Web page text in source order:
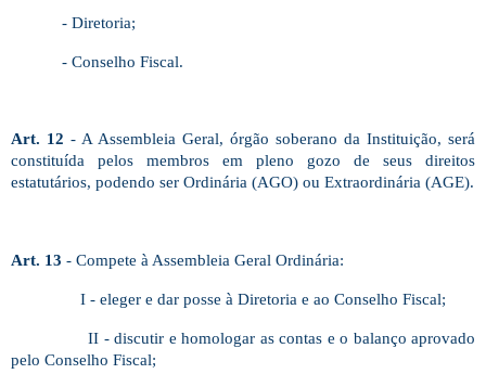
- Diretoria;
- Conselho Fiscal.
Art. 12 - A Assembleia Geral, órgão soberano da Instituição, será
constituída pelos membros em pleno gozo de seus direitos
estatutários, podendo ser Ordinária (AGO) ou Extraordinária (AGE).
Art. 13 - Compete à Assembleia Geral Ordinária:
I - eleger e dar posse à Diretoria e ao Conselho Fiscal;
II - discutir e homologar as contas e o balanço aprovado
pelo Conselho Fiscal;